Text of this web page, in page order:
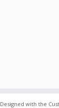
Designed with the